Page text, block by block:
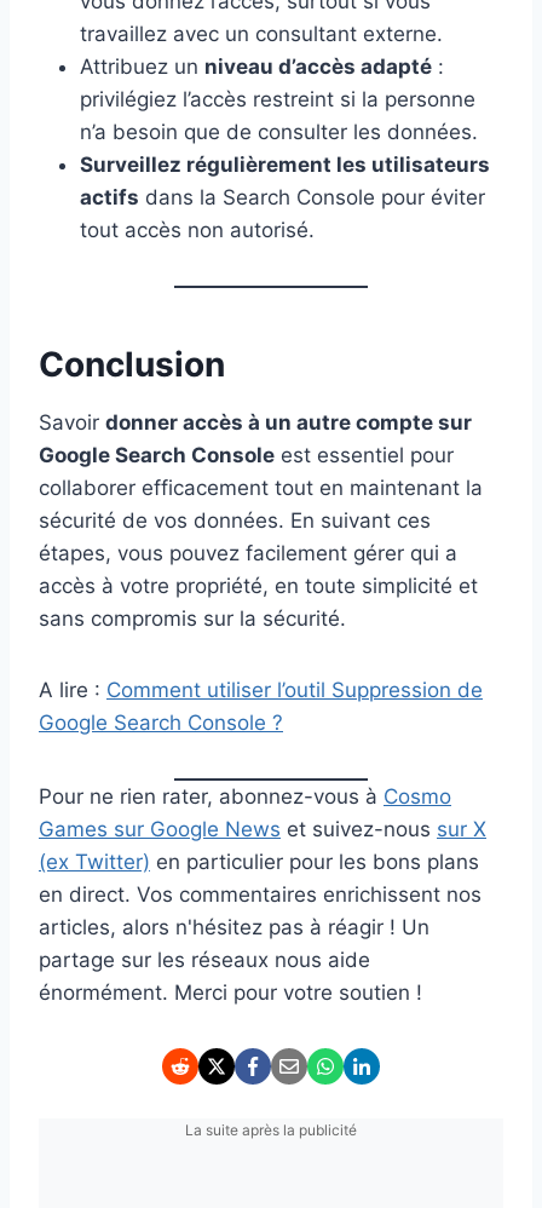
travaillez avec un consultant externe.
Attribuez un niveau d’accès adapté :
privilégiez l’accès restreint si la personne
n’a besoin que de consulter les données.
Surveillez régulièrement les utilisateurs
actifs dans la Search Console pour éviter
tout accès non autorisé.
Conclusion
Savoir donner accès à un autre compte sur
Google Search Console est essentiel pour
collaborer efficacement tout en maintenant la
sécurité de vos données. En suivant ces
étapes, vous pouvez facilement gérer qui a
accès à votre propriété, en toute simplicité et
sans compromis sur la sécurité.
A lire : Comment utiliser l’outil Suppression de
Google Search Console ?
Pour ne rien rater, abonnez-vous à Cosmo
Games sur Google News et suivez-nous sur X
(ex Twitter) en particulier pour les bons plans
en direct. Vos commentaires enrichissent nos
articles, alors n'hésitez pas à réagir ! Un
partage sur les réseaux nous aide
énormément. Merci pour votre soutien !
La suite après la publicité